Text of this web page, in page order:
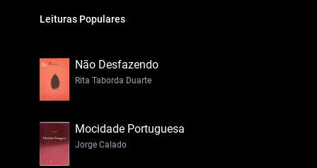
Leituras Populares
Não Desfazendo
Rita Taborda Duarte
Mocidade Portuguesa
Jorge Calado